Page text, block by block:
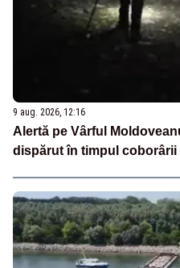
9 aug. 2026, 12:16
Alertă pe Vârful
dispărut în timpul coborârii